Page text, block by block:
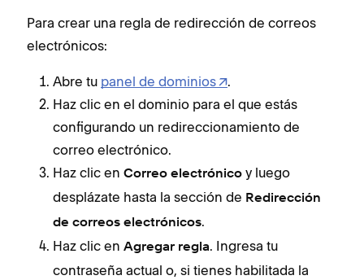
Para crear una regla de redirección de correos
electrónicos:
Abre tu panel de dominios
.
Haz clic en el dominio para el que estás
configurando un redireccionamiento de
correo electrónico.
Haz clic en Correo electrónico y luego
desplázate hasta la sección de Redirección
de correos electrónicos.
Haz clic en Agregar regla. Ingresa tu
contraseña actual o, si tienes habilitada la